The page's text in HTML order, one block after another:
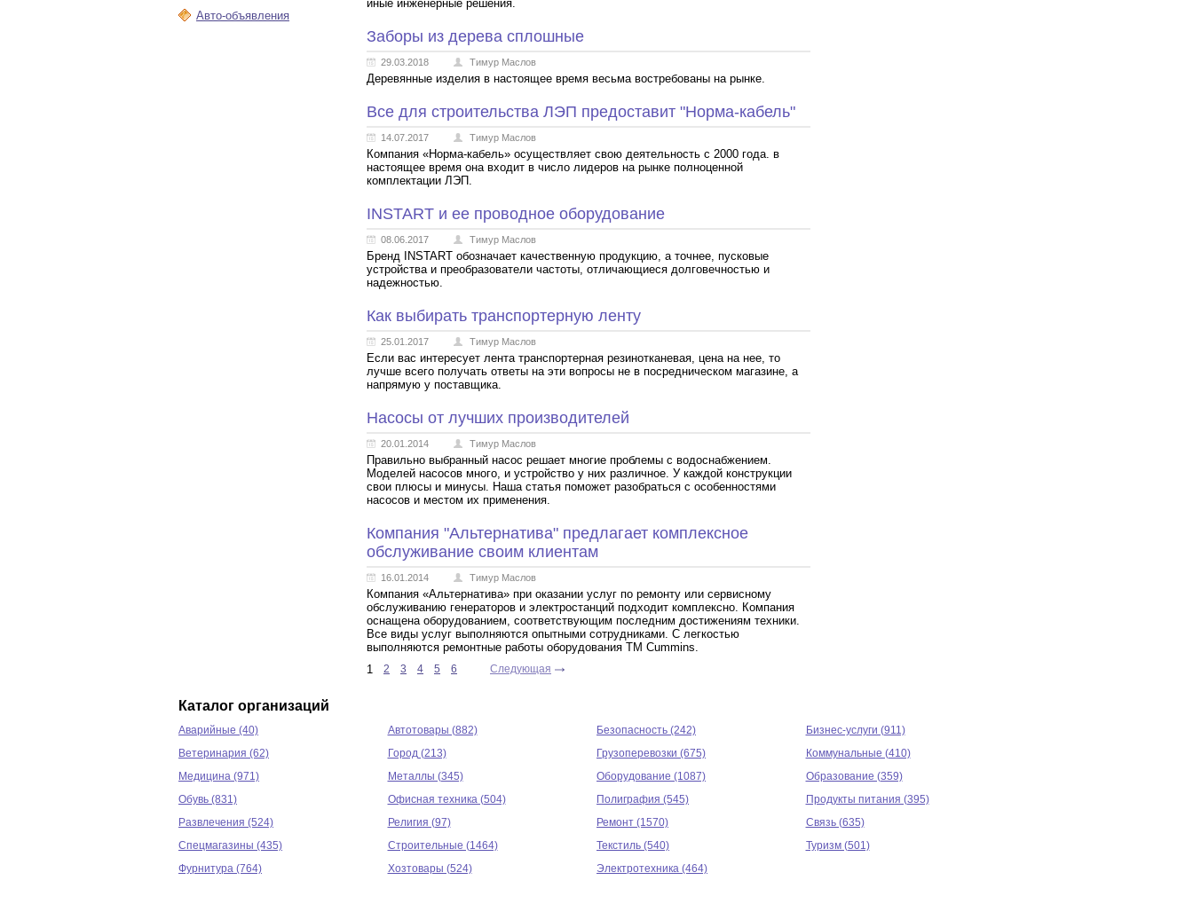
Авто-объявления
иные инженерные решения.
Заборы из дерева сплошные
29.03.2018 Тимур Маслов
Деревянные изделия в настоящее время весьма востребованы на рынке.
Все для строительства ЛЭП предоставит "Норма-кабель"
14.07.2017 Тимур Маслов
Компания «Норма-кабель» осуществляет свою деятельность с 2000 года. в
настоящее время она входит в число лидеров на рынке полноценной
комплектации ЛЭП.
INSTART и ее проводное оборудование
08.06.2017 Тимур Маслов
Бренд INSTART обозначает качественную продукцию, а точнее, пусковые
устройства и преобразователи частоты, отличающиеся долговечностью и
надежностью.
Как выбирать транспортерную ленту
25.01.2017 Тимур Маслов
Если вас интересует лента транспортерная резинотканевая, цена на нее, то
лучше всего получать ответы на эти вопросы не в посредническом магазине, а
напрямую у поставщика.
Насосы от лучших производителей
20.01.2014 Тимур Маслов
Правильно выбранный насос решает многие проблемы с водоснабжением.
Моделей насосов много, и устройство у них различное. У каждой конструкции
свои плюсы и минусы. Наша статья поможет разобраться с особенностями
насосов и местом их применения.
Компания "Альтернатива" предлагает комплексное
обслуживание своим клиентам
16.01.2014 Тимур Маслов
Компания «Альтернатива» при оказании услуг по ремонту или сервисному
обслуживанию генераторов и электростанций подходит комплексно. Компания
оснащена оборудованием, соответствующим последним достижениям техники.
Все виды услуг выполняются опытными сотрудниками. С легкостью
выполняются ремонтные работы оборудования ТМ Cummins.
1
2 3 4 5 6 Следующая
Каталог организаций
Аварийные (40) Автотовары (882) Безопасность (242)
Бизнес-услуги (911)
Ветеринария (62)
Город (213) Грузоперевозки (675)
Коммунальные (410)
Медицина (971)
Металлы (345) Оборудование (1087)
Образование (359)
Обувь (831)
Офисная техника (504) Полиграфия (545)
Продукты питания (395)
Развлечения (524)
Религия (97) Ремонт (1570)
Связь (635)
Спецмагазины (435)
Строительные (1464) Текстиль (540)
Туризм (501)
Фурнитура (764)
Хозтовары (524) Электротехника (464)